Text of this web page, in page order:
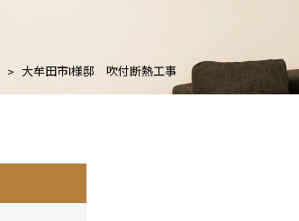
大牟田市I様邸 吹付断熱工事